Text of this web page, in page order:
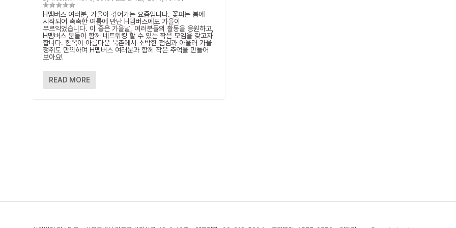
H멤버스 여러분, 가을이 깊어가는 요즘입니다. 꽃피는 봄에
시작되어 촉촉한 여름에 만난 H멤버스에도 가을이
무르익었습니다. 이 좋은 가을날, 여러분들의 활동을 응원하고,
H멤버스 분들이 함께 네트워킹 할 수 있는 작은 모임을 갖고자
합니다. 한옥이 아름다운 북촌에서 소박한 점심과 아울러 가을
정취도 만끽하며 H멤버스 여러분과 함께 작은 추억을 만들어
보아요!
READ MORE